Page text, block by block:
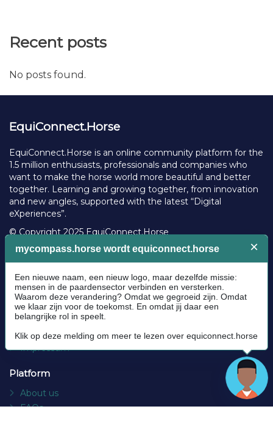
Recent posts
No posts found.
EquiConnect.Horse
EquiConnect.Horse is an online community platform for the
1.5 million enthusiasts, professionals and companies who
want to make the horse world more beautiful and better
together. Learning and growing together, from innovation
and new angles, supported with the latest “Digital
eXperiences”.
© Copyright 2025 EquiConnect.Horse
Community Guidelines
Cookie policy
Privacy Policy
Terms and conditions
Impressum
Platform
About us
FAQs